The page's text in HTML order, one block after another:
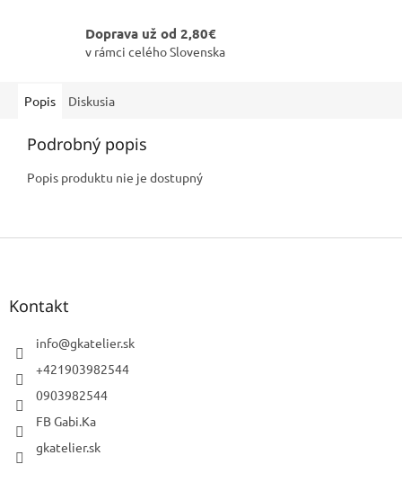
Doprava už od 2,80€
v rámci celého Slovenska
Popis Diskusia
Podrobný popis
Popis produktu nie je dostupný
Z
Kontakt
info@gkatelier.sk
+421903982544
0903982544
FB Gabi.Ka
gkatelier.sk